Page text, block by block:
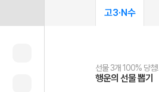
고3·N수
선물 3개 100% 당첨!
행운의 선물 뽑기
선물 100% 증정!
메가스터디 X 올리
여름방학 스터디 캐시백
메가런 썸머스쿨
2027 러셀 단과
강사 공개선발
스마트러닝앱
설문 EVENT
메가패스
3일 무료 체험권
메가패스 수강생 무료
메가클럽 멤버십
사회공헌 캠페인
희망이룸 메가나눔